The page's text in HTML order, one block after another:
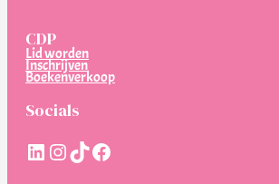
CDP
Lid worden
Inschrijven
Boekenverkoop
Socials
LinkedIn
Instagram
TikTokFacebook